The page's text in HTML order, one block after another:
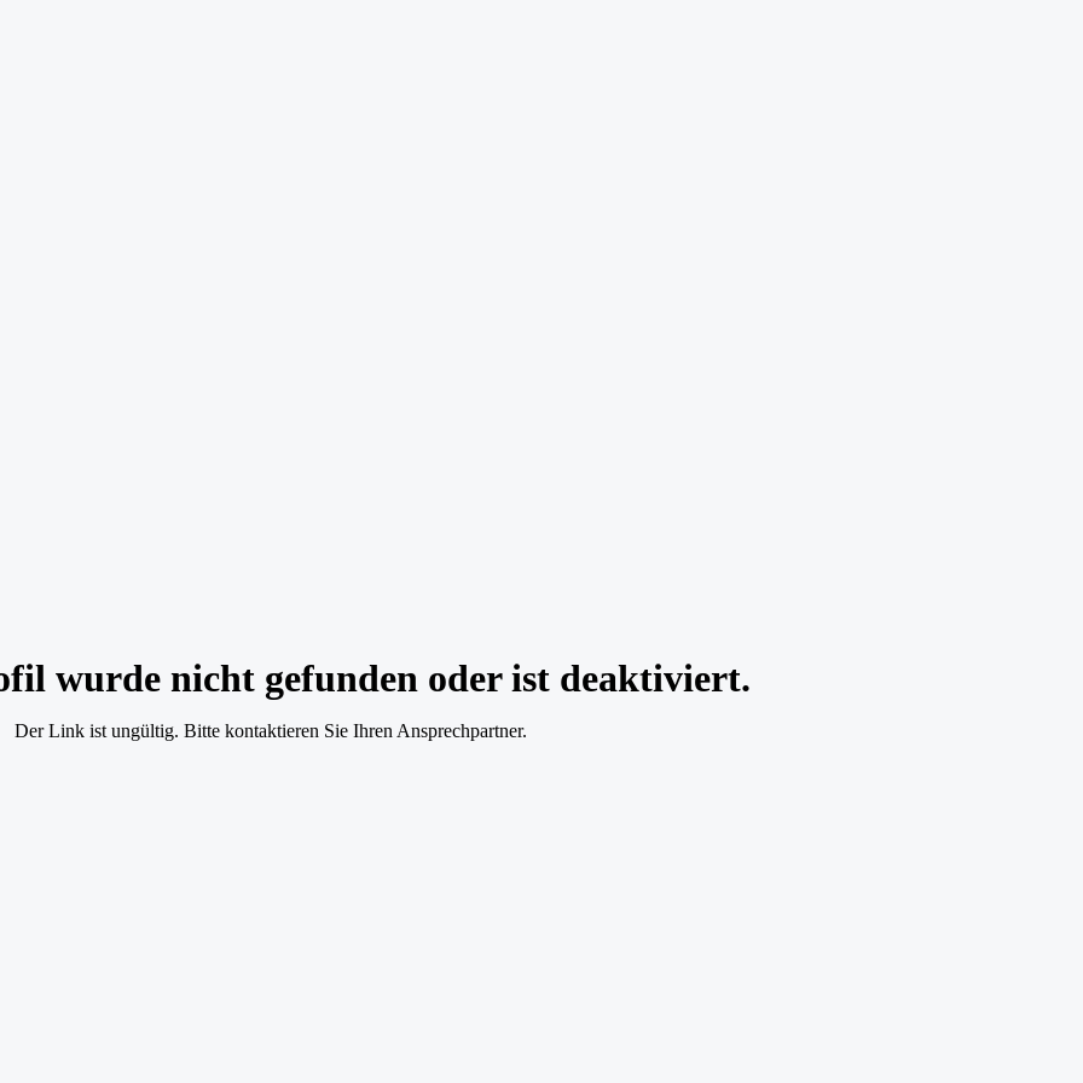
wurde nicht gefunden oder ist deaktiviert.
Der Link ist ungültig. Bitte kontaktieren Sie Ihren Ansprechpartner.